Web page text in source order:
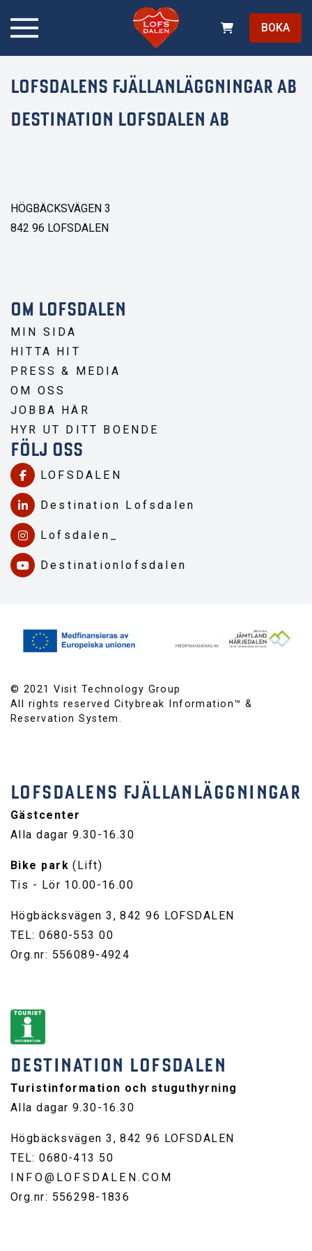
BOKA
LOFSDALENS FJÄLLANLÄGGNINGAR AB
DESTINATION LOFSDALEN AB
HÖGBÄCKSVÄGEN 3
842 96 LOFSDALEN
OM LOFSDALEN
MIN SIDA
HITTA HIT
PRESS & MEDIA
OM OSS
JOBBA HÄR
HYR UT DITT BOENDE
FÖLJ OSS
LOFSDALEN
Destination Lofsdalen
Lofsdalen_
Destinationlofsdalen
© 2021 Visit Technology Group
All rights reserved Citybreak Information™ &
Reservation System.
DESTINATION LOFSDALEN
Turistinformation och stuguthyrning
Alla dagar 9.30-16.30
Högbäcksvägen 3, 842 96 LOFSDALEN
TEL: 0680-413 50
INFO@LOFSDALEN.COM
Org.nr: 556298-1836
LOFSDALENS FJÄLLANLÄGGNINGAR
Gästcenter
Alla dagar 9.30-16.30
Bike park (Lift)
Tis - Lör 10.00-16.00
Högbäcksvägen 3, 842 96 LOFSDALEN
TEL: 0680-553 00
Org.nr: 556089-4924